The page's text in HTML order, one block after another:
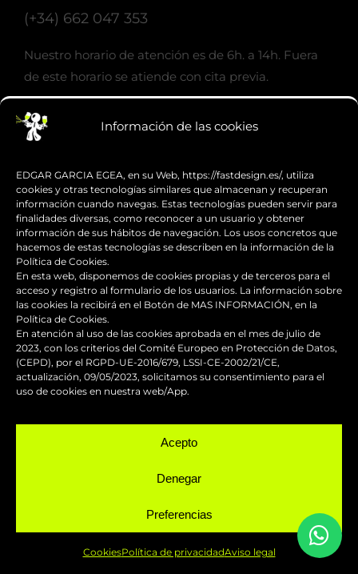
Información de las cookies
EDGAR GARCIA EGEA, en su Web, https://fastdesign.es/, utiliza
cookies y otras tecnologías similares que almacenan y recuperan
información cuando navegas. Estas tecnologías pueden servir para
finalidades diversas, como reconocer a un usuario y obtener
información de sus hábitos de navegación. Los usos concretos que
hacemos de estas tecnologías se describen en la información de la
Política de Cookies.
En esta web, disponemos de cookies propias y de terceros para el
acceso y registro al formulario de los usuarios. La información sobre
las cookies la recibirá en el Botón de MAS INFORMACIÓN, en la
Política de Cookies.
En atención al uso de las cookies aprobada en el mes de julio de
2023, con los criterios del Comité Europeo en Protección de Datos,
(CEPD), por el RGPD-UE-2016/679, LSSI-CE-2002/21/CE,
actualización, 09/05/2023, solicitamos su consentimiento para el
uso de cookies en nuestra web/App.
Acepto
Denegar
Preferencias
CookiesPolítica de privacidadAviso legal
(+34) 662 047 353
Nuestro horario de atención es de 6h. a 14h. Fuera
de este horario se atiende con cita previa.
Email
info@fastdesign.es
Whatsapp
Hablemos
SERVICIOS
Reparación y mantenimiento de
Pintado de motos